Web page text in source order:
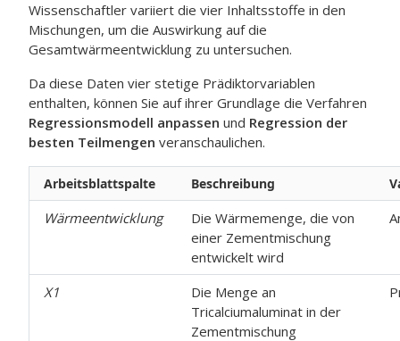
Wissenschaftler variiert die vier Inhaltsstoffe in den
Mischungen, um die Auswirkung auf die
Gesamtwärmeentwicklung zu untersuchen.
Da diese Daten vier stetige Prädiktorvariablen
enthalten, können Sie auf ihrer Grundlage die Verfahren
Regressionsmodell anpassen und Regression der
besten Teilmengen veranschaulichen.
Arbeitsblattspalte Beschreibung
Wärmeentwicklung
Die Wärmemenge, die von
einer Zementmischung
entwickelt wird
X1
Die Menge an
Tricalciumaluminat in der
Zementmischung